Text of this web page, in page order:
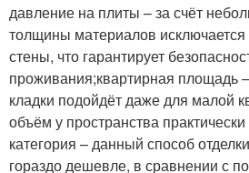
давление на плиты – за счёт
толщины материалов исключается
стены, что гарантирует
проживания;квартирная площадь
кладки подойдёт даже для малой
объём у пространства
категория – данный способ
гораздо дешевле, в сравнении с